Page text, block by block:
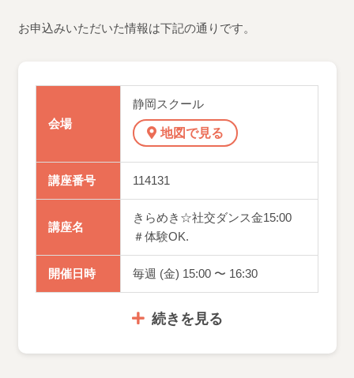
お申込みいただいた情報は下記の通りです。
会場
静岡スクール
地図で見る
講座番号 114131
講座名
きらめき☆社交ダンス金15:00
＃体験OK.
開催日時 毎週 (金) 15:00 〜 16:30
続きを見る